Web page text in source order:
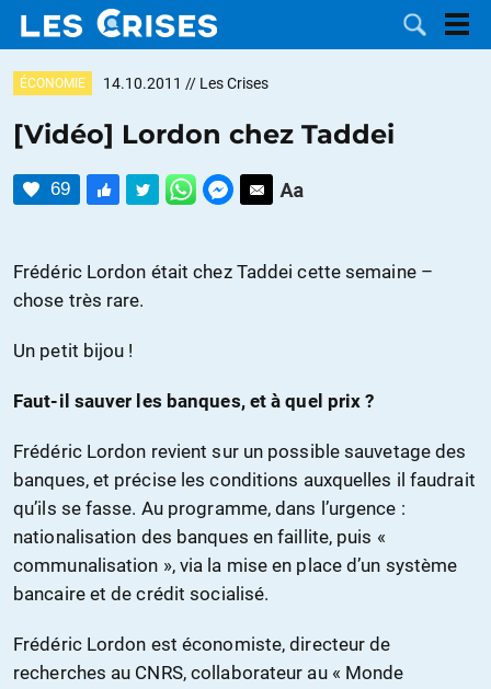
LES
MOTS CLÉS
NOUS
CONTACTER
FAIRE UN
DON
ÉCONOMIE 14.10.2011 // Les Crises
[Vidéo] Lordon chez Taddei
69
Frédéric Lordon était chez Taddei cette semaine –
chose très rare.
Un petit bijou !
Faut-il sauver les banques, et à quel prix ?
Frédéric Lordon revient sur un possible sauvetage des
banques, et précise les conditions auxquelles il faudrait
qu’ils se fasse. Au programme, dans l’urgence :
nationalisation des banques en faillite, puis «
communalisation », via la mise en place d’un système
bancaire et de crédit socialisé.
Frédéric Lordon est économiste, directeur de
recherches au CNRS, collaborateur au « Monde